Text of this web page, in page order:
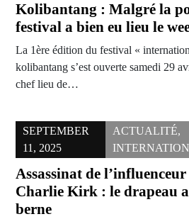
Kolibantang : Malgré la
festival a bien eu lieu le
La 1ère édition du festival «
kolibantang s’est ouverte samedi 29
chef lieu de…
SEPTEMBER
11, 2025
ACTUALITÉ,
Assassinat de
Charlie Kirk : le drapeau
berne